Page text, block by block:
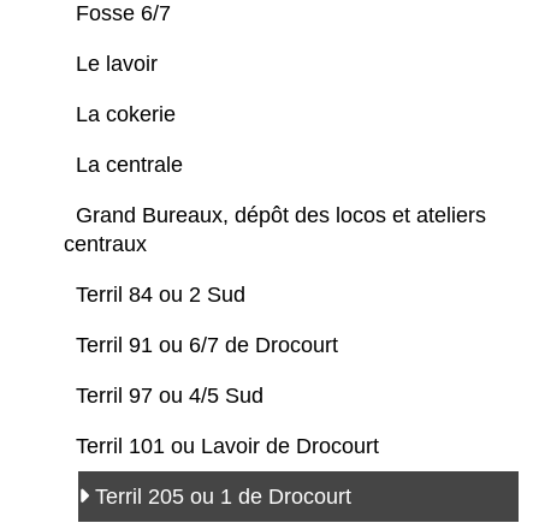
Fosse 6/7
Le lavoir
La cokerie
La centrale
Grand Bureaux, dépôt des locos et ateliers
centraux
Terril 84 ou 2 Sud
Terril 91 ou 6/7 de Drocourt
Terril 97 ou 4/5 Sud
Terril 101 ou Lavoir de Drocourt
Terril 205 ou 1 de Drocourt